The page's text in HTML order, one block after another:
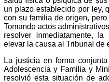
un plazo establecido por ley,
con su familia de origen,
Tomando actos
resolver inmediatamente,
elevar la causa al Tribunal de
La justicia en forma
Adolescencia y Familia y
resolvió esta situación de